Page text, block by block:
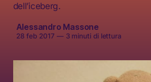
dell’iceberg.
Alessandro Massone
28 feb 2017 —3 minuti di lettura